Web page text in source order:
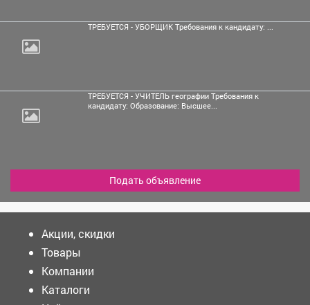
ТРЕБУЕТСЯ - УБОРЩИК Требования к кандидату: ...
ТРЕБУЕТСЯ - УЧИТЕЛЬ географии Требования к
кандидату: Образование: Высшее...
Подать объявление
Акции, скидки
Товары
Компании
Каталоги